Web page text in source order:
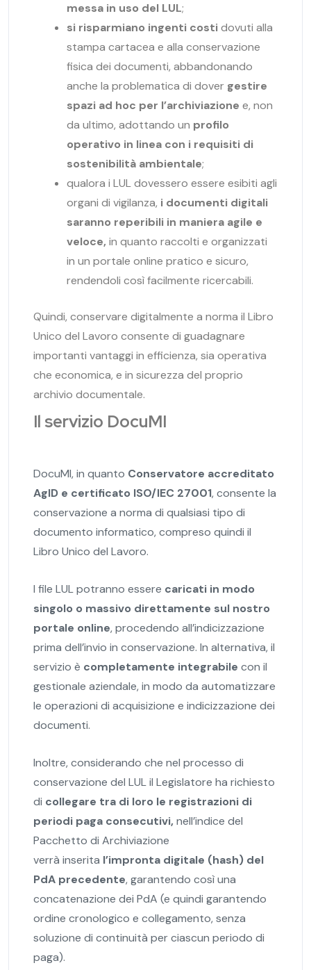
messa in uso del LUL;
si risparmiano ingenti costidovuti alla
stampa cartacea e alla conservazione
fisica dei documenti, abbandonando
anche la problematica di dover gestire
spazi ad hoc per l’archiviazione e, non
da ultimo, adottando un profilo
operativo in linea con i requisiti di
sostenibilità ambientale;
qualora i LUL dovessero essere esibiti agli
organi di vigilanza, i documenti digitali
saranno reperibili in maniera agile e
veloce, in quanto raccolti e organizzati
in un portale online pratico e sicuro,
rendendoli così facilmente ricercabili.
Quindi, conservare digitalmente a norma il Libro
Unico del Lavoro consente di guadagnare
importanti vantaggi in efficienza, sia operativa
che economica, e in sicurezza del proprio
archivio documentale.
Il servizio DocuMI
DocuMI, in quanto Conservatore accreditato
AgID e certificato ISO/IEC 27001, consente la
conservazione a norma di qualsiasi tipo di
documento informatico, compreso quindi il
Libro Unico del Lavoro.
I file LUL potranno essere caricati in modo
singolo o massivo direttamente sul nostro
portale online, procedendo all’indicizzazione
prima dell’invio in conservazione. In alternativa, il
servizio è completamente integrabile con il
gestionale aziendale, in modo da automatizzare
le operazioni di acquisizione e indicizzazione dei
documenti.
Inoltre, considerando che nel processo di
conservazione del LUL il Legislatore ha richiesto
di collegare tra di loro le registrazioni di
periodi paga consecutivi,nell’indice del
Pacchetto di Archiviazione
verrà inserita l’impronta digitale (hash) del
PdA precedente, garantendo così una
concatenazione dei PdA (e quindi garantendo
ordine cronologico e collegamento, senza
soluzione di continuità per ciascun periodo di
paga).